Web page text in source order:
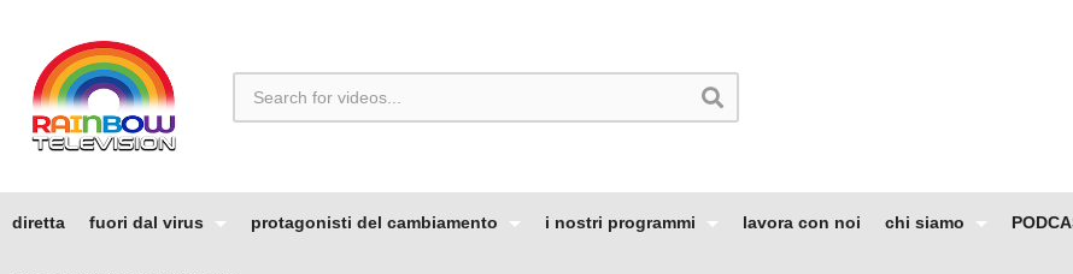
diretta fuori dal virus protagonisti del cambiamento i nostri programmi lavora con noi chi siamo